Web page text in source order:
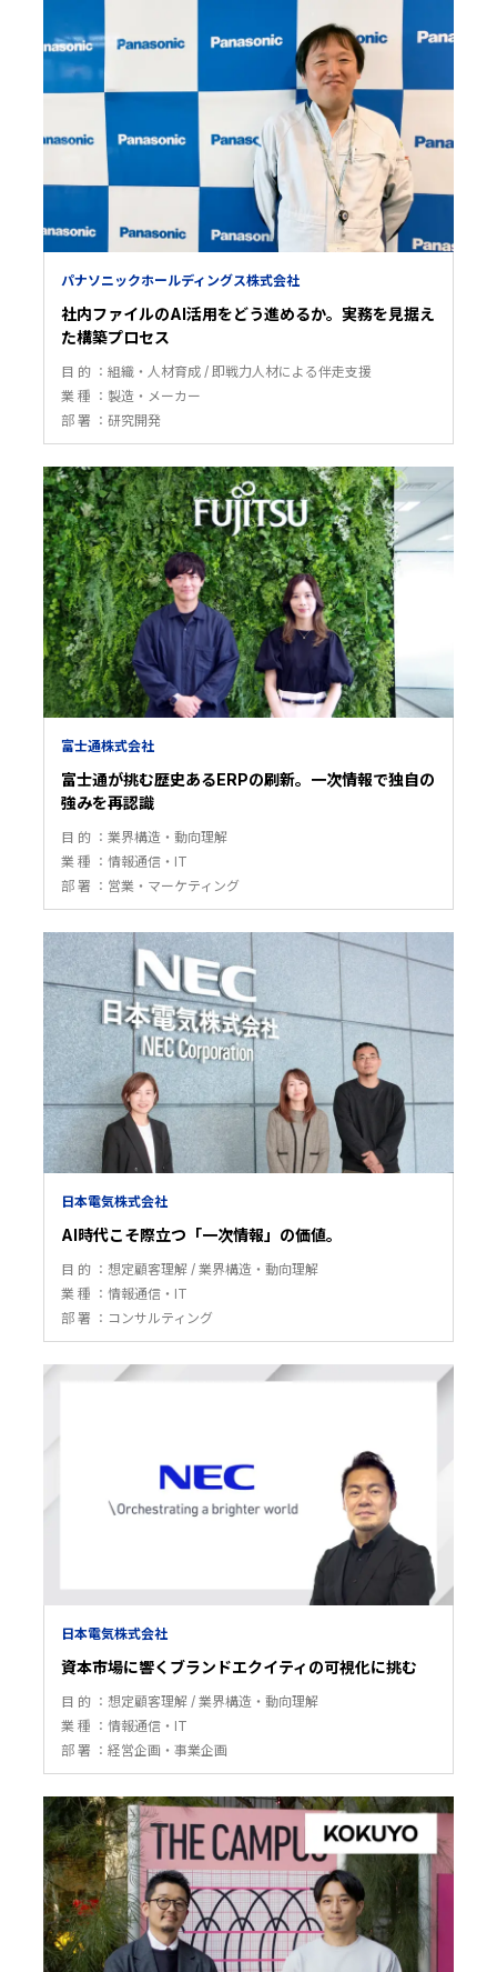
パナソニックホールディングス株式会社
社内ファイルのAI活用をどう進めるか。実務を見据え
た構築プロセス
目 的 組織・人材育成
即戦力人材による伴走支援
業 種
製造・メーカー
部 署
研究開発
富士通株式会社
富士通が挑む歴史あるERPの刷新。一次情報で独自の
強みを再認識
目 的
業界構造・動向理解
業 種
情報通信・IT
部 署
営業・マーケティング
日本電気株式会社
AI時代こそ際立つ「一次情報」の価値。
目 的 想定顧客理解
業界構造・動向理解
業 種
情報通信・IT
部 署
コンサルティング
日本電気株式会社
資本市場に響くブランドエクイティの可視化に挑む
目 的 想定顧客理解
業界構造・動向理解
業 種
情報通信・IT
部 署
経営企画・事業企画